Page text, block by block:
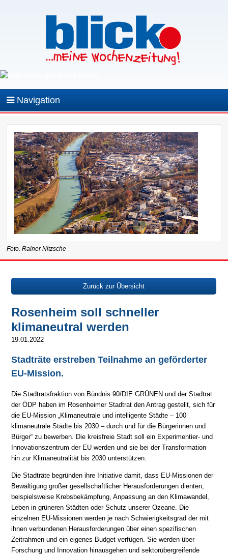
Navigation
Foto. Rainer Nitzsche
Zurück zur Übersicht
Rosenheim soll schneller
klimaneutral werden
19.01.2022
Stadträte erstreben Teilnahme an geförderter
EU-Mission.
Die Stadtratsfraktion von Bündnis 90/DIE GRÜNEN und der Stadtrat
der ÖDP haben im Rosenheimer Stadtrat den Antrag gestellt, sich für
die EU-Mission „Klimaneutrale und intelligente Städte – 100
klimaneutrale Städte bis 2030 – durch und für die Bürgerinnen und
Bürger“ zu bewerben. Die kreisfreie Stadt soll ein Experimentier- und
Innovationszentrum der EU werden und sie bei der Transformation
hin zur Klimaneutralität bis 2030 unterstützen.
Die Stadträte begründen ihre Initiative damit, dass EU-Missionen der
Bewältigung großer gesellschaftlicher Herausforderungen dienten,
beispielsweise Krebsbekämpfung, Anpassung an den Klimawandel,
Leben in grüneren Städten oder Schutz unserer Ozeane. Die
einzelnen EU-Missionen werden je nach Schwierigkeitsgrad der mit
ihnen verbundenen Herausforderungen über einen spezifischen
Zeitrahmen und ein eigenes Budget verfügen. Sie werden über
Forschung und Innovation hinausgehen und sektorübergreifende